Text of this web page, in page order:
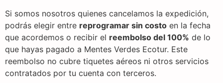
Si somos nosotros quienes cancelamos la expedición,
podrás elegir entre reprogramar sin costo en la fecha
que acordemos o recibir el reembolso del 100% de lo
que hayas pagado a Mentes Verdes Ecotur. Este
reembolso no cubre tiquetes aéreos ni otros servicios
contratados por tu cuenta con terceros.